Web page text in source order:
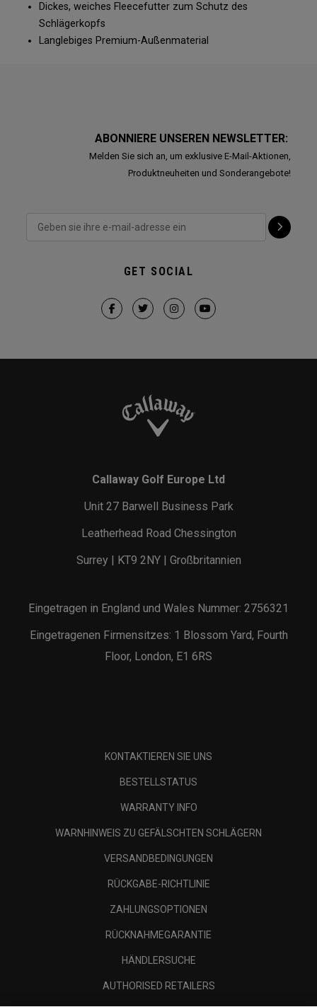
Dickes, weiches Fleecefutter zum Schutz des
Schlägerkopfs
Langlebiges Premium-Außenmaterial
ABONNIERE UNSEREN NEWSLETTER:
Melden Sie sich an, um exklusive E-Mail-Aktionen,
Produktneuheiten und Sonderangebote!
GET SOCIAL
Callaway Golf Europe Ltd
Unit 27 Barwell Business Park
Leatherhead Road Chessington
Surrey | KT9 2NY | Großbritannien
Eingetragen in England und Wales Nummer: 2756321
Eingetragenen Firmensitzes: 1 Blossom Yard, Fourth
Floor, London, E1 6RS
KONTAKTIEREN SIE UNS
BESTELLSTATUS
WARRANTY INFO
WARNHINWEIS ZU GEFÄLSCHTEN SCHLÄGERN
VERSANDBEDINGUNGEN
RÜCKGABE-RICHTLINIE
ZAHLUNGSOPTIONEN
RÜCKNAHMEGARANTIE
HÄNDLERSUCHE
AUTHORISED RETAILERS